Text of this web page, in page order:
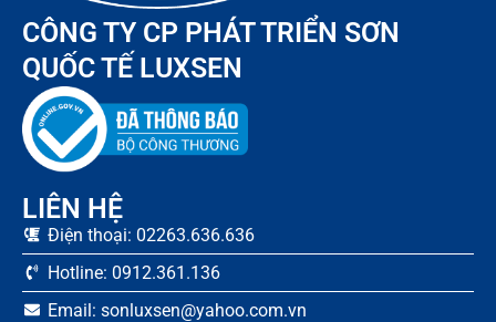
CÔNG TY CP PHÁT TRIỂN SƠN
QUỐC TẾ LUXSEN
LIÊN HỆ
Điện thoại: 02263.636.636
Hotline: 0912.361.136
Email: sonluxsen@yahoo.com.vn